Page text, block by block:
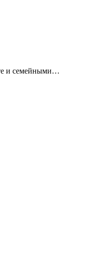
и семейными…